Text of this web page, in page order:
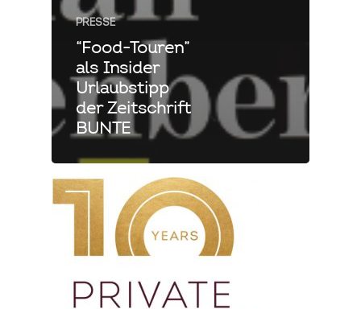
PRESSE
“Food-Touren”
als Insider
Urlaubstipp
der Zeitschrift
BUNTE